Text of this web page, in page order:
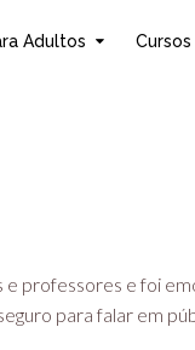
Adultos
professores e foi
para falar em